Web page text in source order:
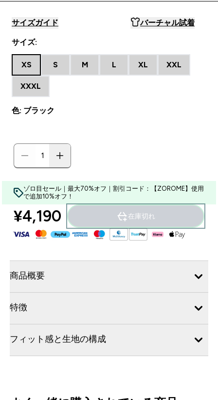
サイズガイド バーチャル試着
サイズ:
XS S M L XL XXL
XXXL
色: ブラック
ゾロ目セール｜最大70%オフ｜割引コード：【ZOROME】使用
で追加10%オフ！
¥4,190‎ 在庫切れ
商品概要
特徴
フィット感と生地の構成